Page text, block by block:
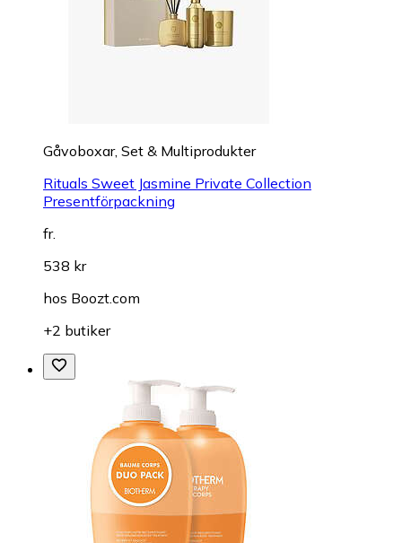
Gåvoboxar, Set & Multiprodukter
Rituals Sweet Jasmine Private Collection
Presentförpackning
fr.
538 kr
hos Boozt.com
+2 butiker